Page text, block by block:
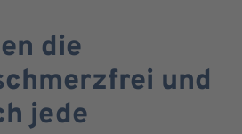
die
und
jede